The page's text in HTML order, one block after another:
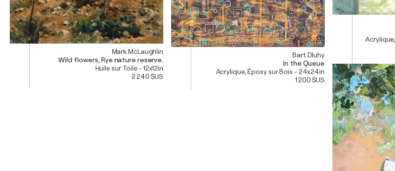
Mark McLaughlin
Wild flowers, Rye nature reserve.
Huile sur Toile - 12x12in
2 240 $US
Bart Dluhy
In the Queue
Acrylique, Époxy sur Bois - 24x24in
1 200 $US